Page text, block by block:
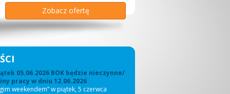
Zobacz ofertę
Zobacz ofertę
Zobacz ofertę
Zobacz ofertę
Zobacz ofertę
Zobacz ofertę
05.06.2026 BOK będzie nieczynne/
pracy w dniu 12.06.2026
weekendem” w piątek, 5 czerwca